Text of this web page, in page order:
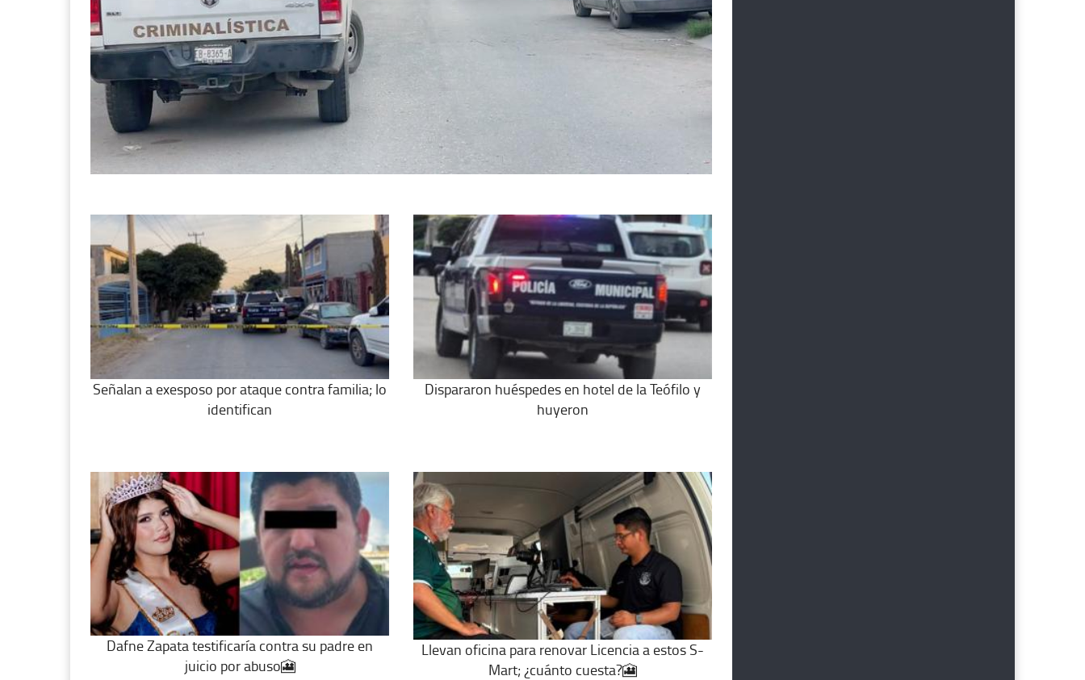
Señalan a exesposo por ataque contra familia; lo
identifican
Dispararon huéspedes en hotel de la Teófilo y
huyeron
Dafne Zapata testificaría contra su padre en
juicio por abuso🎦
Llevan oficina para renovar Licencia a estos S-
Mart; ¿cuánto cuesta?🎦